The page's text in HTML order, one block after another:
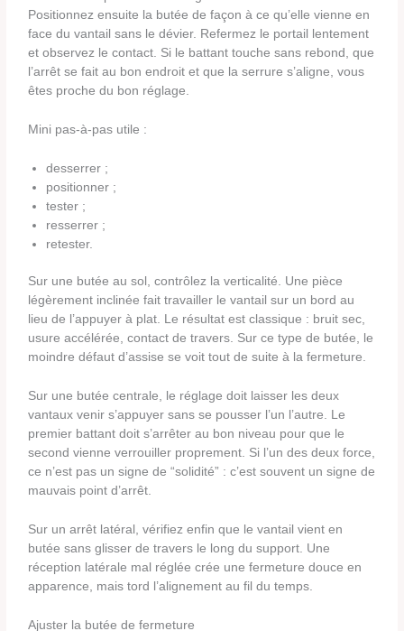
Positionnez ensuite la butée de façon à ce qu’elle vienne en
face du vantail sans le dévier. Refermez le portail lentement
et observez le contact. Si le battant touche sans rebond, que
l’arrêt se fait au bon endroit et que la serrure s’aligne, vous
êtes proche du bon réglage.
Mini pas-à-pas utile :
desserrer ;
positionner ;
tester ;
resserrer ;
retester.
Sur une butée au sol, contrôlez la verticalité. Une pièce
légèrement inclinée fait travailler le vantail sur un bord au
lieu de l’appuyer à plat. Le résultat est classique : bruit sec,
usure accélérée, contact de travers. Sur ce type de butée, le
moindre défaut d’assise se voit tout de suite à la fermeture.
Sur une butée centrale, le réglage doit laisser les deux
vantaux venir s’appuyer sans se pousser l’un l’autre. Le
premier battant doit s’arrêter au bon niveau pour que le
second vienne verrouiller proprement. Si l’un des deux force,
ce n’est pas un signe de “solidité” : c’est souvent un signe de
mauvais point d’arrêt.
Sur un arrêt latéral, vérifiez enfin que le vantail vient en
butée sans glisser de travers le long du support. Une
réception latérale mal réglée crée une fermeture douce en
apparence, mais tord l’alignement au fil du temps.
Ajuster la butée de fermeture